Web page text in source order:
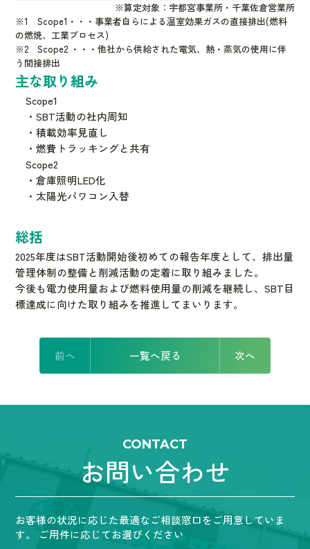
※算定対象：宇都宮事業所・千葉佐倉営業所
※1 Scope1・・・事業者自らによる温室効果ガスの直接排出(燃料
の燃焼、工業プロセス)
※2 Scope2 ・・・他社から供給された電気、熱・蒸気の使用に伴
う間接排出
主な取り組み
Scope1
・SBT活動の社内周知
・積載効率見直し
・燃費トラッキングと共有
Scope2
・倉庫照明LED化
・太陽光パワコン入替
総括
2025年度はSBT活動開始後初めての報告年度として、排出量
管理体制の整備と削減活動の定着に取り組みました。
今後も電力使用量および燃料使用量の削減を継続し、SBT目
標達成に向けた取り組みを推進してまいります。
前へ 一覧へ戻る 次へ
CONTACT
お問い合わせ
お客様の状況に応じた最適なご相談窓口をご用意していま
す。
ご用件に応じてお選びください